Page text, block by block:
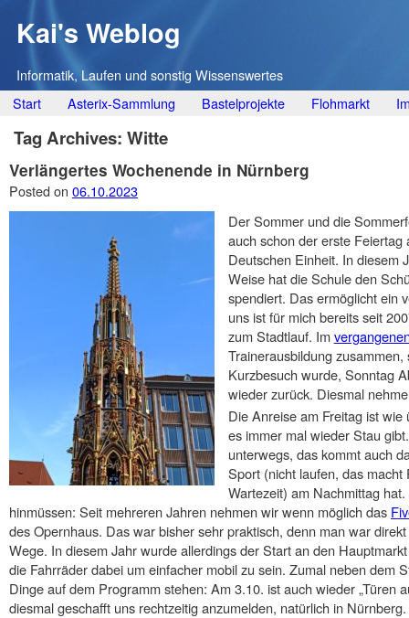
Kai's Weblog
Informatik, Laufen und sonstig Wissenswertes
Main menu
Skip
to
content
Start Asterix-Sammlung Bastelprojekte Flohmarkt
Tag Archives: Witte
Verlängertes Wochenende in Nürnberg
Posted on 06.10.2023
Der Sommer und die
auch schon der erste
Deutschen Einheit. In diesem
Weise hat die Schule den
spendiert. Das ermöglicht ein
uns ist für mich bereits seit
zum Stadtlauf. Im
Trainerausbildung
Kurzbesuch wurde, Sonntag
wieder zurück. Diesmal
Die Anreise am Freitag ist
es immer mal wieder Stau
unterwegs, das kommt auch
Sport (nicht laufen, das
Wartezeit) am Nachmittag
hinmüssen: Seit mehreren Jahren nehmen wir wenn möglich das
des Opernhaus. Das war bisher sehr praktisch, denn man war
Wege. In diesem Jahr wurde allerdings der Start an den
die Fahrräder dabei um einfacher mobil zu sein. Zumal neben dem
Dinge auf dem Programm stehen: Am 3.10. ist auch wieder „Türen
diesmal geschafft uns rechtzeitig anzumelden, natürlich in Nürnberg.